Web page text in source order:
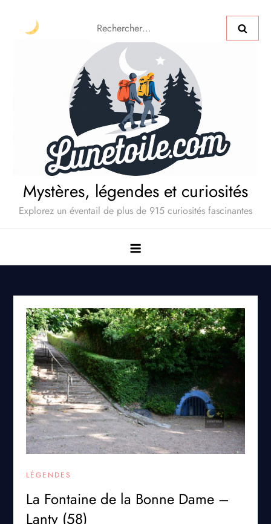
Mystères, légendes et curiosités
Explorez un éventail de plus de 915 curiosités fascinantes
LÉGENDES
La Fontaine de la Bonne Dame –
Lanty (58)